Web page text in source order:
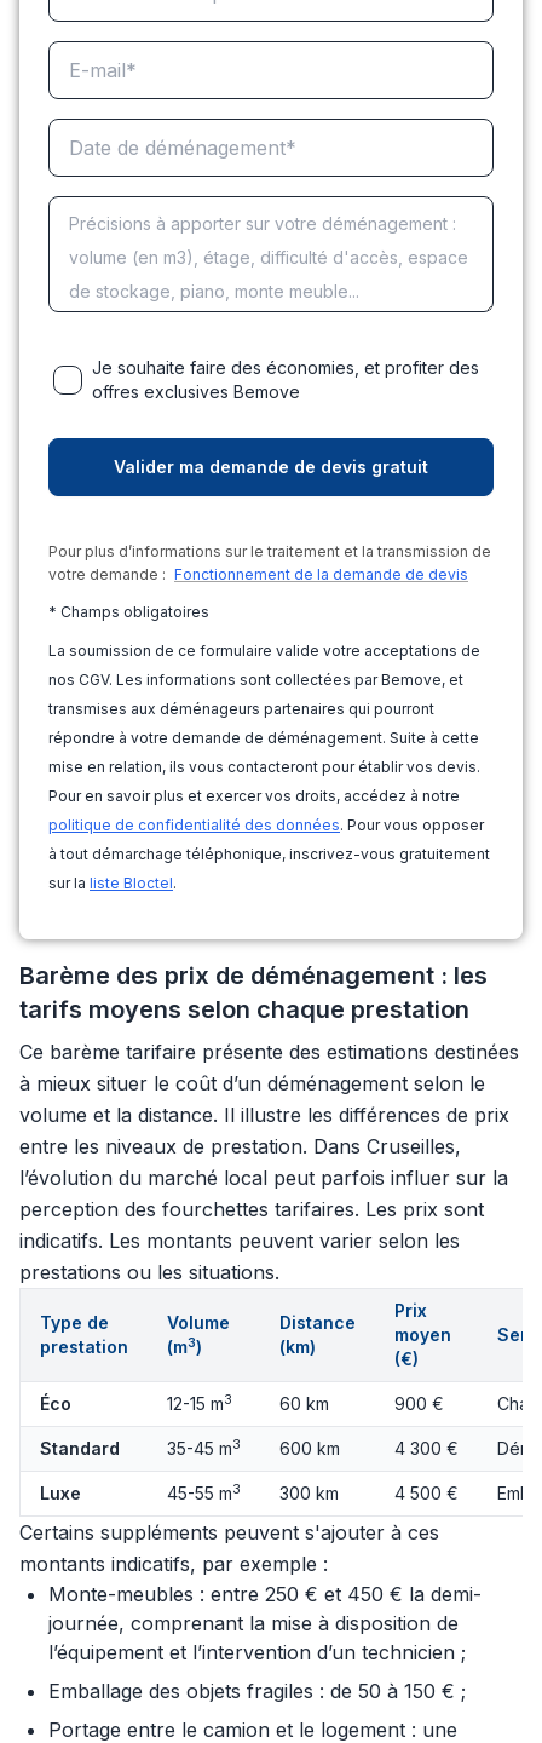
Je souhaite faire des économies, et profiter des
offres exclusives Bemove
Pour plus d’informations sur le traitement et la transmission de
votre demande : Fonctionnement de la demande de devis
* Champs obligatoires
La soumission de ce formulaire valide votre acceptations de
nos CGV. Les informations sont collectées par Bemove, et
transmises aux déménageurs partenaires qui pourront
répondre à votre demande de déménagement. Suite à cette
mise en relation, ils vous contacteront pour établir vos devis.
Pour en savoir plus et exercer vos droits, accédez à notre
politique de confidentialité des données. Pour vous opposer
à tout démarchage téléphonique, inscrivez-vous gratuitement
sur la liste Bloctel.
Barème des prix de déménagement : les
tarifs moyens selon chaque prestation
Ce barème tarifaire présente des estimations destinées
à mieux situer le coût d’un déménagement selon le
volume et la distance. Il illustre les différences de prix
entre les niveaux de prestation. Dans Cruseilles,
l’évolution du marché local peut parfois influer sur la
perception des fourchettes tarifaires. Les prix sont
indicatifs. Les montants peuvent varier selon les
prestations ou les situations.
Type de
prestation
Volume
(m3)
Distance
(km)
Prix
moyen
(€)
Éco 12-15 m3 60 km 900 €
Standard 35-45 m3 600 km 4 300 €
Luxe 45-55 m3 300 km 4 500 €
Certains suppléments peuvent s'ajouter à ces
montants indicatifs, par exemple :
Monte-meubles : entre 250 € et 450 € la demi-
journée, comprenant la mise à disposition de
l’équipement et l’intervention d’un technicien ;
Emballage des objets fragiles : de 50 à 150 € ;
Portage entre le camion et le logement : une